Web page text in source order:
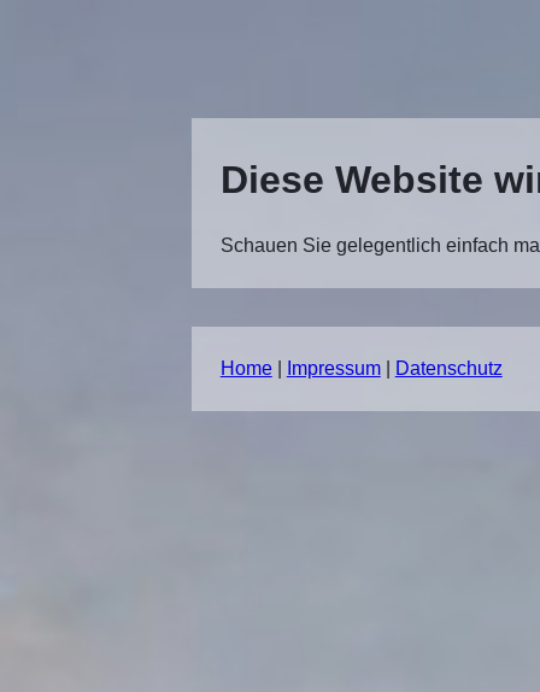
Diese Website
Schauen Sie gelegentlich einfach
Home| Impressum| Datenschutz